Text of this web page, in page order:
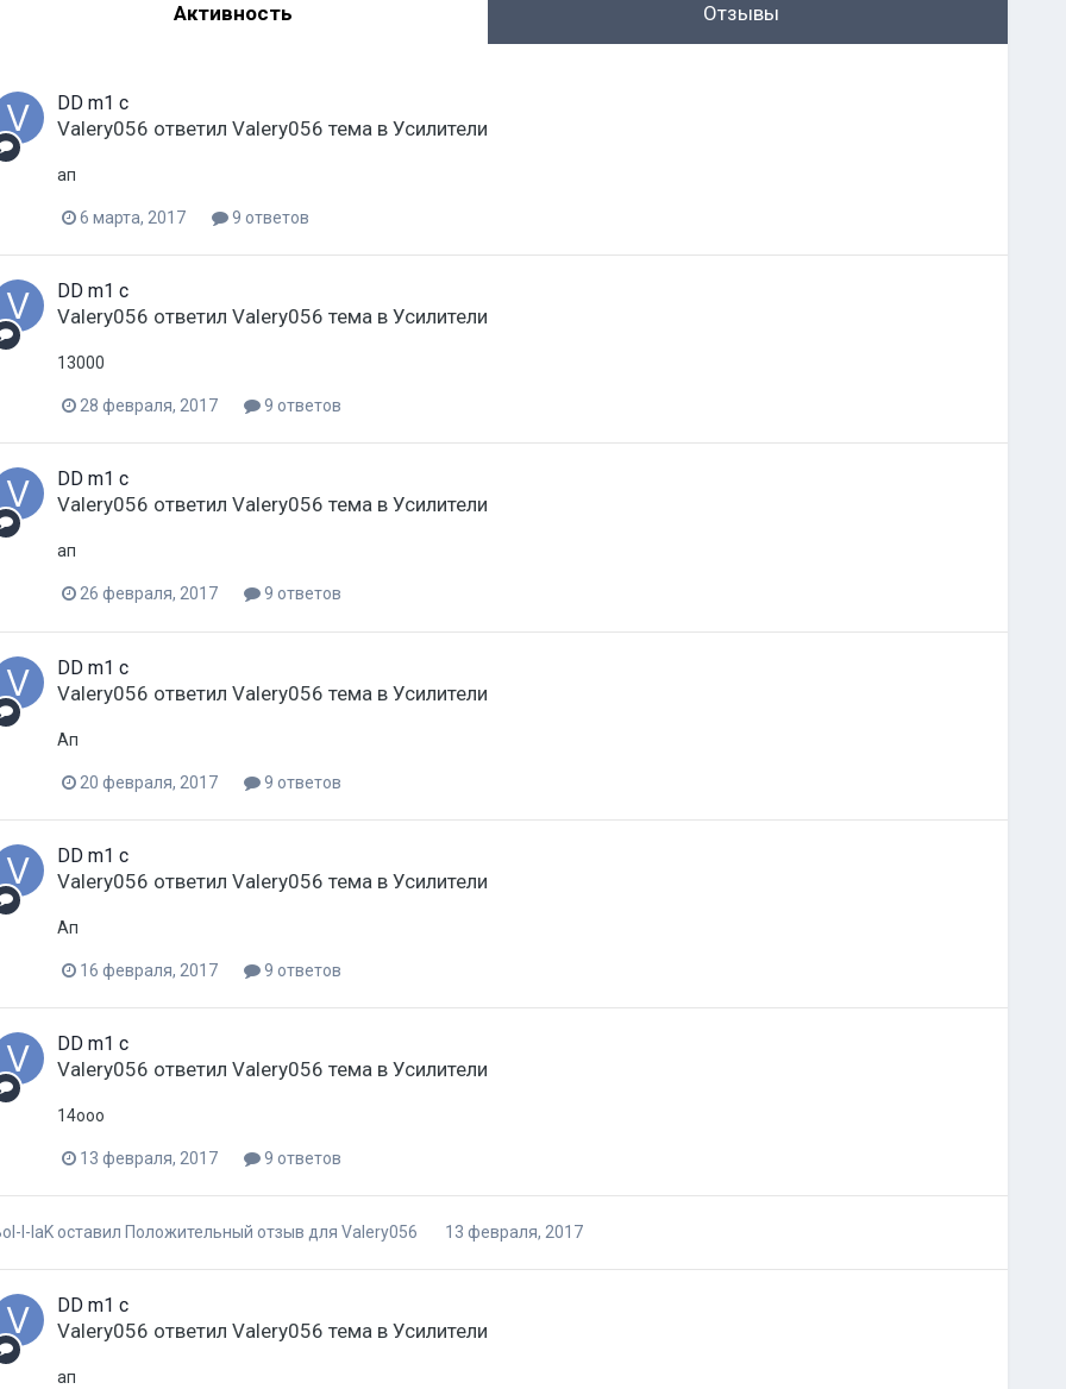
Активность Отзывы
DD m1 c
Valery056 ответил Valery056 тема в Усилители
ап
6 марта, 2017 9 ответов
DD m1 c
Valery056 ответил Valery056 тема в Усилители
13000
28 февраля, 2017 9 ответов
DD m1 c
Valery056 ответил Valery056 тема в Усилители
ап
26 февраля, 2017 9 ответов
DD m1 c
Valery056 ответил Valery056 тема в Усилители
Ап
20 февраля, 2017 9 ответов
DD m1 c
Valery056 ответил Valery056 тема в Усилители
Ап
16 февраля, 2017 9 ответов
DD m1 c
Valery056 ответил Valery056 тема в Усилители
14ооо
13 февраля, 2017 9 ответов
l-laKоставил Положительный отзыв для Valery056 13 февраля, 2017
DD m1 c
Valery056 ответил Valery056 тема в Усилители
ап